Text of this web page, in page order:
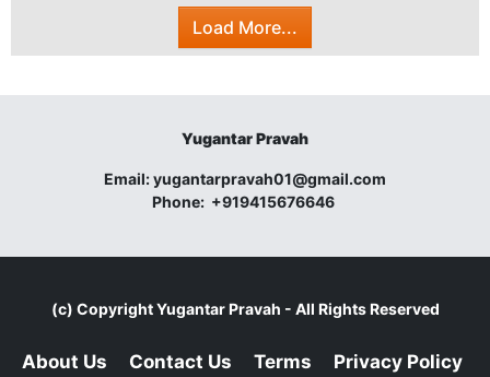
Load More...
Yugantar Pravah
Email:yugantarpravah01@gmail.com
Phone: +919415676646
(c) CopyrightYugantar Pravah - All Rights Reserved
About Us Contact Us Terms Privacy Policy